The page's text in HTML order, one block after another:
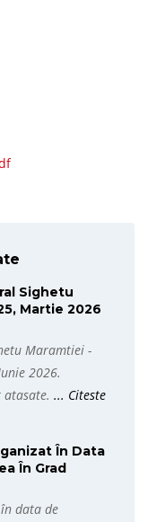
Sighetu
Martie 2026
Maramtiei -
2026.
... Citeste
În Data
În Grad
data de